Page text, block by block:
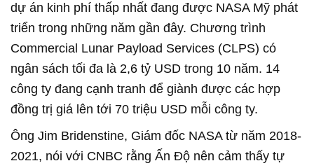
dự án kinh phí thấp nhất đang được NASA Mỹ phát
triển trong những năm gần đây. Chương trình
Commercial Lunar Payload Services (CLPS) có
ngân sách tối đa là 2,6 tỷ USD trong 10 năm. 14
công ty đang cạnh tranh để giành được các hợp
đồng trị giá lên tới 70 triệu USD mỗi công ty.
Ông Jim Bridenstine, Giám đốc NASA từ năm 2018-
2021, nói với CNBC rằng Ấn Độ nên cảm thấy tự